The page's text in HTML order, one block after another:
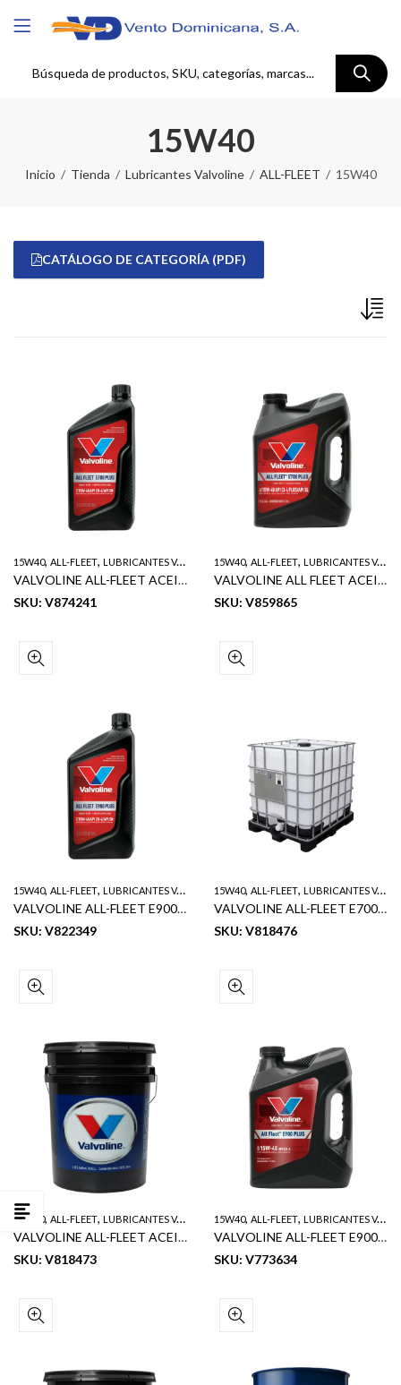
15W40
Inicio Tienda Lubricantes Valvoline ALL-FLEET 15W40
CATÁLOGO DE CATEGORÍA (PDF)
15W40, ALL-FLEET, LUBRICANTES VALVOLINE
VALVOLINE ALL-FLEET ACEITE DE MOTOR DIESEL TRABAJO PESADO SAE 15W40 E700 PLUS 1QT
SKU: V874241
15W40, ALL-FLEET, LUBRICANTES VALVOLINE
VALVOLINE ALL FLEET ACEITE PARA MOTOR DIESEL SERVICIO PESADO E700+ CI4+ SAE 15W40 1GL
SKU: V859865
15W40, ALL-FLEET, LUBRICANTES VALVOLINE ,SERVICIO PESADO
VALVOLINE ALL-FLEET E900 PLUS ACEITE DE MOTOR DIESEL SERVICIO PESADO SAE 15W40 1 QT
SKU: V822349
15W40, ALL-FLEET, LUBRICANTES VALVOLINE
VALVOLINE ALL-FLEET E700 PLUS CI4 ACEITE DE MOTOR DIESEL SERICIO PESADO 15W40 325GL
SKU: V818476
15W40, ALL-FLEET, LUBRICANTES VALVOLINE ,SERVICIO PESADO
VALVOLINE ALL-FLEET ACEITE DE MOTOR DIESEL SERVICIO PESADO E700+ SAE 15W40 5GL
SKU: V818473
15W40, ALL-FLEET, LUBRICANTES VALVOLINE
VALVOLINE ALL-FLEET E900 PLUS ACEITE DE MOTOR DIESEL SERVICIO PESADO SAE 15W40 1GL
SKU: V773634